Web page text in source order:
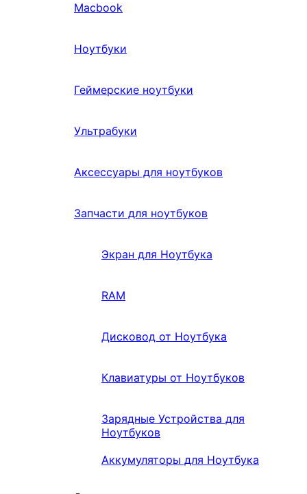
Macbook
Ноутбуки
Геймерские ноутбуки
Ультрабуки
Аксессуары для ноутбуков
Запчасти для ноутбуков
Экран для Ноутбука
RAM
Дисковод от Ноутбука
Клавиатуры от Ноутбуков
Зарядные Устройства для
Ноутбуков
Аккумуляторы для Ноутбука